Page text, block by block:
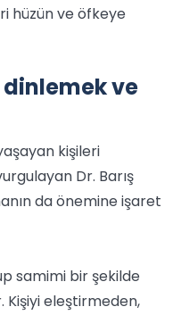
hüzün ve öfkeye
dinlemek ve
kişileri
Dr. Barış
da önemine işaret
samimi bir şekilde
Kişiyi eleştirmeden,